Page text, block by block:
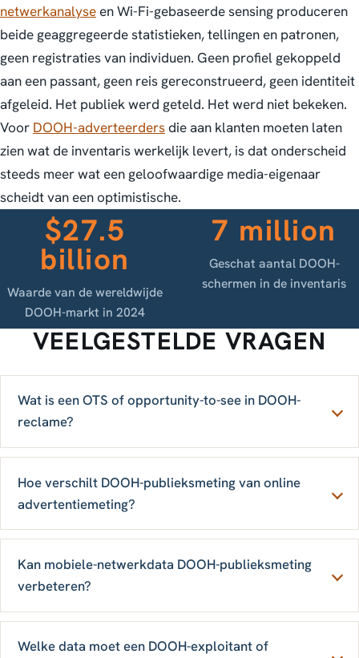
netwerkanalyseen Wi-Fi-gebaseerde sensing produceren
beide geaggregeerde statistieken, tellingen en patronen,
geen registraties van individuen. Geen profiel gekoppeld
aan een passant, geen reis gereconstrueerd, geen identiteit
afgeleid. Het publiek werd geteld. Het werd niet bekeken.
Voor DOOH-adverteerdersdie aan klanten moeten laten
zien wat de inventaris werkelijk levert, is dat onderscheid
steeds meer wat een geloofwaardige media-eigenaar
scheidt van een optimistische.
$27.5
billion
Waarde van de wereldwijde
DOOH-markt in 2024
7 million
Geschat aantal DOOH-
schermen in de inventaris
VEELGESTELDE VRAGEN
Wat is een OTS of opportunity-to-see in DOOH-
reclame?
Hoe verschilt DOOH-publieksmeting van online
advertentiemeting?
Kan mobiele-netwerkdata DOOH-publieksmeting
verbeteren?
Welke data moet een DOOH-exploitant of